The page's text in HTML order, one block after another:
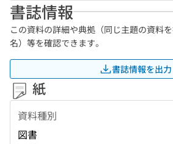
書誌情報
この資料の詳細や典拠（同じ主題の資料
名）等を確認できます。
書誌情報を出力
紙
資料種別
図書